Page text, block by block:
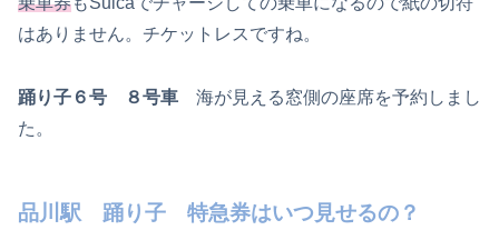
はありません。チケットレスですね。
踊り子６号 ８号車 海が見える窓側の座席を予約しまし
た。
品川駅 踊り子 特急券はいつ見せるの？